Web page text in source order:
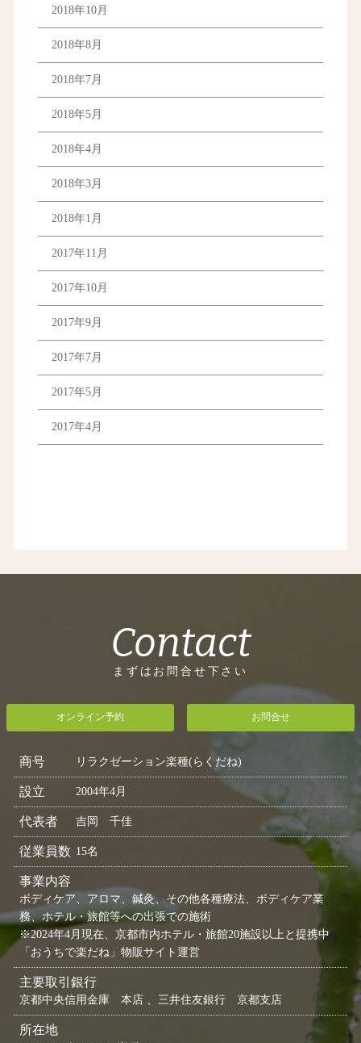
2018年10月
2018年8月
2018年7月
2018年5月
2018年4月
2018年3月
2018年1月
2017年11月
2017年10月
2017年9月
2017年7月
2017年5月
2017年4月
Contact
まずはお問合せ下さい
オンライン予約 お問合せ
商号 リラクゼーション楽種(らくだね)
設立 2004年4月
代表者 吉岡 千佳
従業員数 15名
事業内容
ボディケア、アロマ、鍼灸、その他各種療法、ボディケア業
務、ホテル・旅館等への出張での施術
※2024年4月現在、京都市内ホテル・旅館20施設以上と提携中
「おうちで楽だね」物販サイト運営
主要取引銀行
京都中央信用金庫 本店 、三井住友銀行 京都支店
所在地